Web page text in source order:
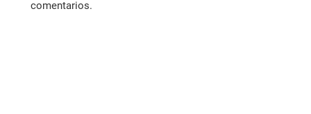
comentarios.